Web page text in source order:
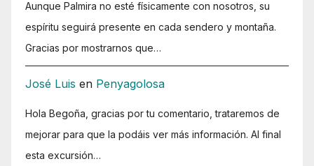
Aunque Palmira no esté físicamente con nosotros, su
espíritu seguirá presente en cada sendero y montaña.
Gracias por mostrarnos que…
José Luis en Penyagolosa
Hola Begoña, gracias por tu comentario, trataremos de
mejorar para que la podáis ver más información. Al final
esta excursión…